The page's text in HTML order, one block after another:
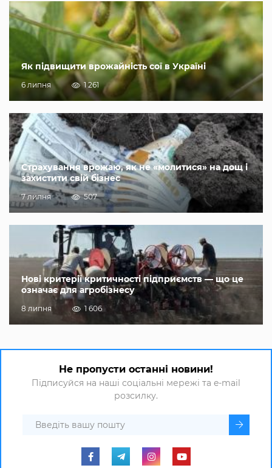
Як підвищити врожайність сої в Україні
6 липня 1 261
Страхування врожаю, як не «молитися» на дощ і
захистити свій бізнес
7 липня 507
Нові критерії критичності підприємств — що це
означає для агробізнесу
8 липня 1 606
Не пропусти останні новини!
Підписуйся на наші соціальні мережі та e-mail
розсилку.